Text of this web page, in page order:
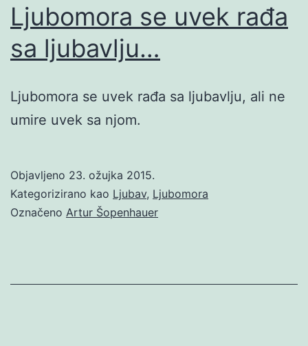
Ljubomora se uvek rađa
sa ljubavlju…
Ljubomora se uvek rađa sa ljubavlju, ali ne
umire uvek sa njom.
Objavljeno 23. ožujka 2015.
Kategorizirano kao Ljubav, Ljubomora
Označeno Artur Šopenhauer